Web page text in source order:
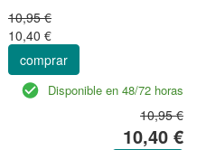
10,95 €
10,40 €
comprar
Disponible en 48/72 horas
10,95 €
10,40 €